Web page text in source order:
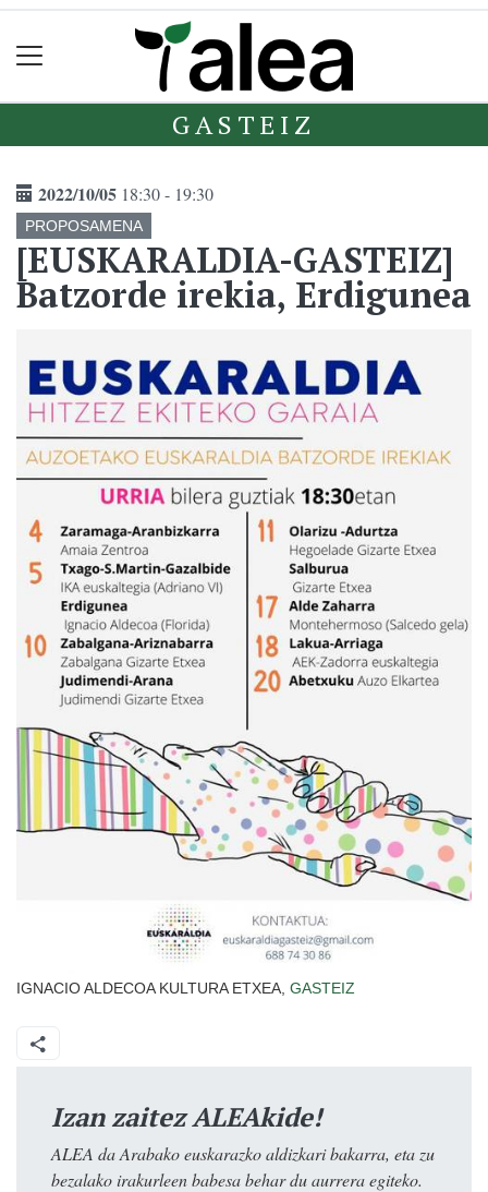
GASTEIZ
2022/10/05 18:30 - 19:30
PROPOSAMENA
[EUSKARALDIA-GASTEIZ]
Batzorde irekia, Erdigunea
IGNACIO ALDECOA KULTURA ETXEA, GASTEIZ
Izan zaitez ALEAkide!
ALEA da Arabako euskarazko aldizkari bakarra, eta zu
bezalako irakurleen babesa behar du aurrera egiteko.